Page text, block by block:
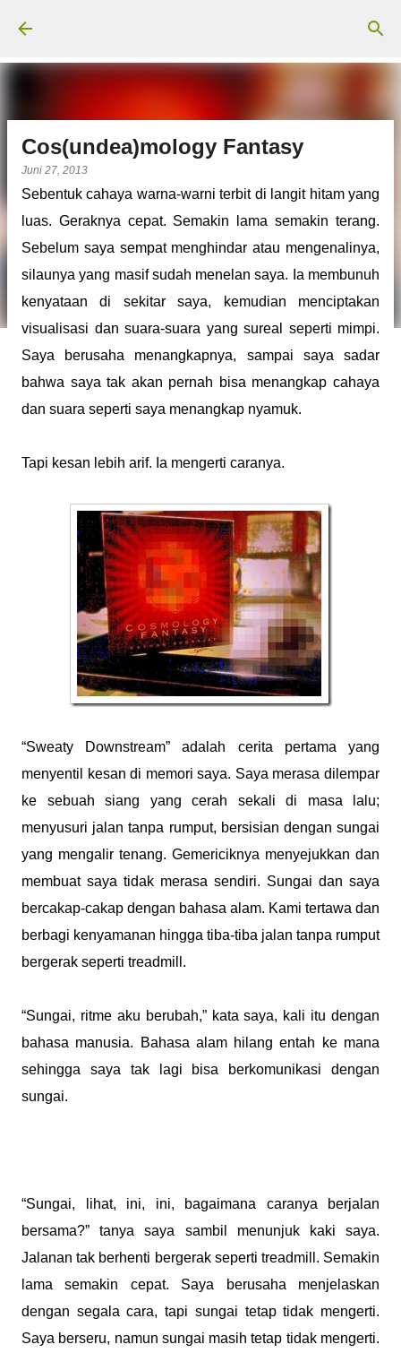
Cos(undea)mology Fantasy
Juni 27, 2013
Sebentuk cahaya warna-warni terbit di langit hitam yang
luas. Geraknya cepat. Semakin lama semakin terang.
Sebelum saya sempat menghindar atau mengenalinya,
silaunya yang masif sudah menelan saya. Ia membunuh
kenyataan di sekitar saya, kemudian menciptakan
visualisasi dan suara-suara yang sureal seperti mimpi.
Saya berusaha menangkapnya, sampai saya sadar
bahwa saya tak akan pernah bisa menangkap cahaya
dan suara seperti saya menangkap nyamuk.
Tapi kesan lebih arif. Ia mengerti caranya.
“Sweaty Downstream” adalah cerita pertama yang
menyentil kesan di memori saya. Saya merasa dilempar
ke sebuah siang yang cerah sekali di masa lalu;
menyusuri jalan tanpa rumput, bersisian dengan sungai
yang mengalir tenang. Gemericiknya menyejukkan dan
membuat saya tidak merasa sendiri. Sungai dan saya
bercakap-cakap dengan bahasa alam. Kami tertawa dan
berbagi kenyamanan hingga tiba-tiba jalan tanpa rumput
bergerak seperti treadmill.
“Sungai, ritme aku berubah,” kata saya, kali itu dengan
bahasa manusia. Bahasa alam hilang entah ke mana
sehingga saya tak lagi bisa berkomunikasi dengan
sungai.
“Sungai, lihat, ini, ini, bagaimana caranya berjalan
bersama?” tanya saya sambil menunjuk kaki saya.
Jalanan tak berhenti bergerak seperti treadmill. Semakin
lama semakin cepat. Saya berusaha menjelaskan
dengan segala cara, tapi sungai tetap tidak mengerti.
Saya berseru, namun sungai masih tetap tidak mengerti.